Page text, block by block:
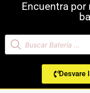
Encuentra por
Desvare